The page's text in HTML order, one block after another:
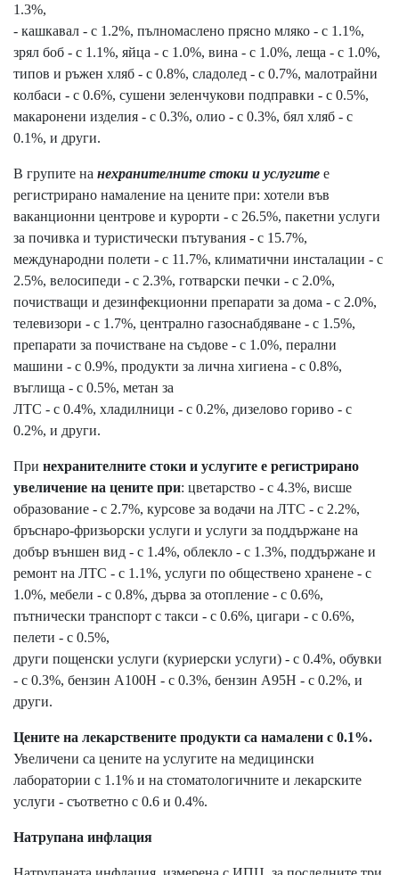
1.3%,
- кашкавал - с 1.2%, пълномаслено прясно мляко - с 1.1%,
зрял боб - с 1.1%, яйца - с 1.0%, вина - с 1.0%, леща - с 1.0%,
типов и ръжен хляб - с 0.8%, сладолед - с 0.7%, малотрайни
колбаси - с 0.6%, сушени зеленчукови подправки - с 0.5%,
макаронени изделия - с 0.3%, олио - с 0.3%, бял хляб - с
0.1%, и други.
В групите на нехранителните стоки и услугите е
регистрирано намаление на цените при: хотели във
ваканционни центрове и курорти - с 26.5%, пакетни услуги
за почивка и туристически пътувания - с 15.7%,
международни полети - с 11.7%, климатични инсталации - с
2.5%, велосипеди - с 2.3%, готварски печки - с 2.0%,
почистващи и дезинфекционни препарати за дома - с 2.0%,
телевизори - с 1.7%, централно газоснабдяване - с 1.5%,
препарати за почистване на съдове - с 1.0%, перални
машини - с 0.9%, продукти за лична хигиена - с 0.8%,
въглища - с 0.5%, метан за
ЛТС - с 0.4%, хладилници - с 0.2%, дизелово гориво - с
0.2%, и други.
При нехранителните стоки и услугите е регистрирано
увеличение на цените при: цветарство - с 4.3%, висше
образование - с 2.7%, курсове за водачи на ЛТС - с 2.2%,
бръснаро-фризьорски услуги и услуги за поддържане на
добър външен вид - с 1.4%, облекло - с 1.3%, поддържане и
ремонт на ЛТС - с 1.1%, услуги по обществено хранене - с
1.0%, мебели - с 0.8%, дърва за отопление - с 0.6%,
пътнически транспорт с такси - с 0.6%, цигари - с 0.6%,
пелети - с 0.5%,
други пощенски услуги (куриерски услуги) - с 0.4%, обувки
- с 0.3%, бензин А100Н - с 0.3%, бензин А95Н - с 0.2%, и
други.
Цените на лекарствените продукти са намалени с 0.1%.
Увеличени са цените на услугите на медицински
лаборатории с 1.1% и на стоматологичните и лекарските
услуги - съответно с 0.6 и 0.4%.
Натрупана инфлация